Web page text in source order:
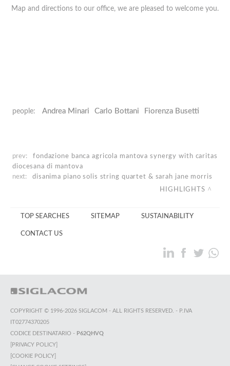
Map and directions to our office, we are pleased to welcome you.
people: Andrea Minari Carlo Bottani Fiorenza Busetti
prev: fondazione banca agricola mantova synergy with caritas
diocesana di mantova
next:
disanima piano solis string quartet & sarah jane morris
HIGHLIGHTS
TOP SEARCHES SITEMAP SUSTAINABILITY
CONTACT US
COPYRIGHT © 1996-2026 SIGLACOM - ALL RIGHTS RESERVED. - P.IVA
IT02774370205
CODICE DESTINATARIO - P62QHVQ
[PRIVACY POLICY]
[COOKIE POLICY]